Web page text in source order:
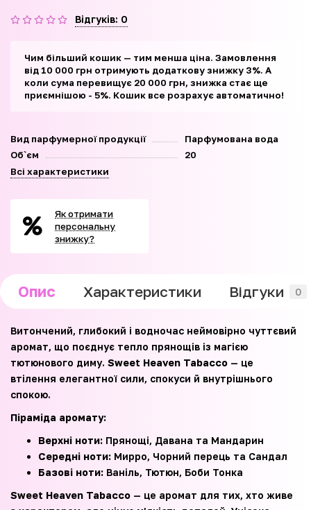
Відгуків: 0
Чим більший кошик — тим менша ціна. Замовлення
від 10 000 грн отримують додаткову знижку 3%. А
коли сума перевищує 20 000 грн, знижка стає ще
приємнішою - 5%. Кошик все розрахує автоматично!
Вид парфумерної продукції
Парфумована вода
Об`єм
20
Всі характеристики
Як отримати
персональну
знижку?
Опис Характеристики Відгуки 0
Витончений, глибокий і водночас неймовірно чуттєвий
аромат, що поєднує тепло прянощів із магією
тютюнового диму. Sweet Heaven Tabacco — це
втілення елегантної сили, спокуси й внутрішнього
спокою.
Піраміда аромату:
Верхні ноти: Прянощі, Давана та Мандарин
Середні ноти: Мирро, Чорний перець та Сандал
Базові ноти: Ваніль, Тютюн, Боби Тонка
Sweet Heaven Tabacco — це аромат для тих, хто живе